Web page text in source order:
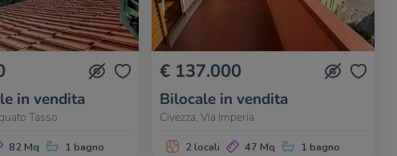
in vendita
Tasso
82 Mq 1 bagno
€ 137.000
Bilocale in vendita
Civezza, Via Imperia
2 locali 47 Mq 1 bagno